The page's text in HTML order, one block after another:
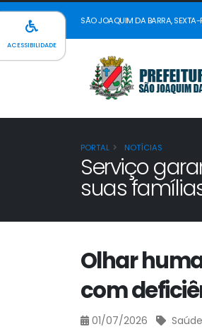
SÃO JOAQUIM DA BARRA,
PORTAL NOTÍCIAS
Serviço
suas
Olhar
com
01/07/2026 Saúde
ACESSIBILIDADE